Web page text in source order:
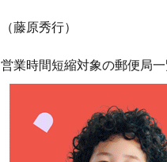
（藤原秀行）
営業時間短縮対象の郵便局